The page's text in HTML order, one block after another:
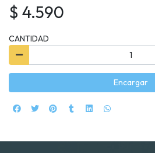
$ 4.590
CANTIDAD
Encargar